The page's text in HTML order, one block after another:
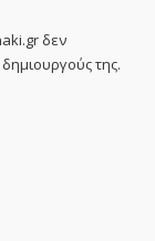
δεν
της.